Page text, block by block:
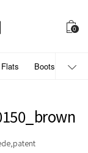
0
Flats Boots 개